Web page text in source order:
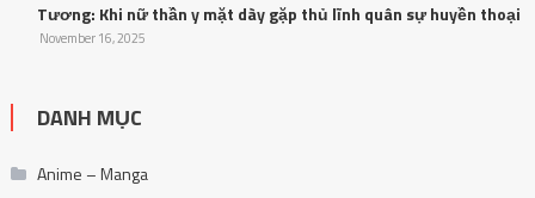
Tương: Khi nữ thần y mặt dày gặp thủ lĩnh quân sự huyền thoại
November 16, 2025
DANH MỤC
Anime – Manga